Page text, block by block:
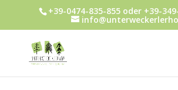
+39-0474-835-855 oder +39-